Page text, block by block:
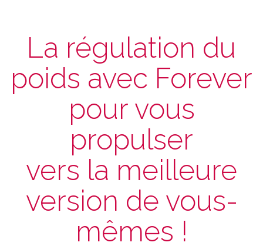
La régulation du
poids avec Forever
pour vous
propulser
vers la meilleure
version de vous-
mêmes !